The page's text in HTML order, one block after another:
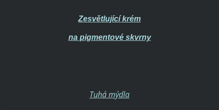
Zesvětlující krém
na pigmentové skvrny
Tuhá mýdla